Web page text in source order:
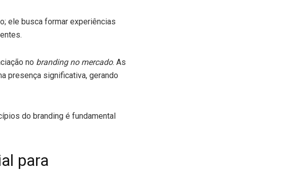
ele busca formar experiências
no branding no mercado. As
presença significativa, gerando
do branding é fundamental
para